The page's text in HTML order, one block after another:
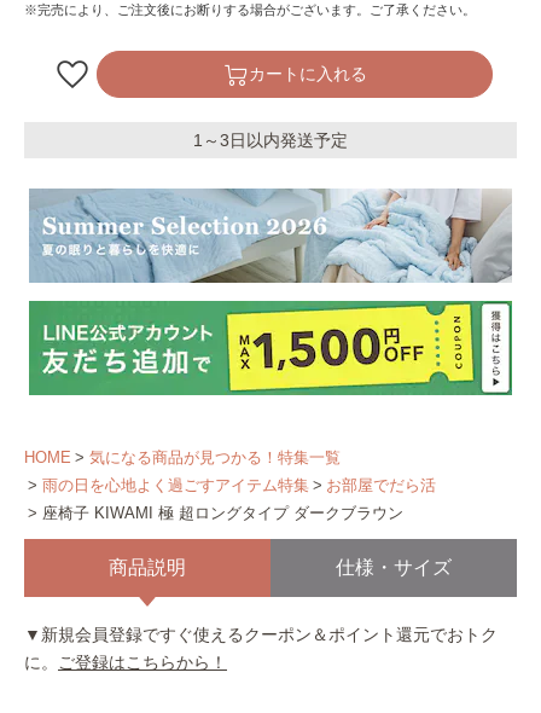
※完売により、ご注文後にお断りする場合がございます。ご了承ください。
カートに入れる
1～3日以内発送予定
HOME
気になる商品が見つかる！特集一覧
雨の日を心地よく過ごすアイテム特集
お部屋でだら活
座椅子 KIWAMI 極 超ロングタイプ ダークブラウン
商品説明 仕様・サイズ
▼新規会員登録ですぐ使えるクーポン＆ポイント還元でおトク
に。
ご登録はこちらから！